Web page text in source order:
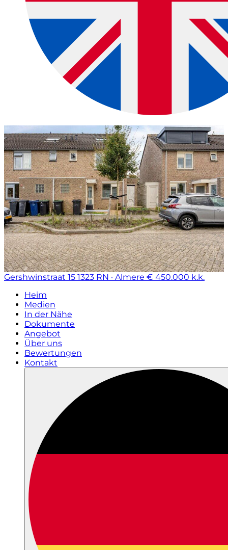
Gershwinstraat 15 1323 RN · Almere € 450.000 k.k.
Heim
Medien
In der Nähe
Dokumente
Angebot
Über uns
Bewertungen
Kontakt